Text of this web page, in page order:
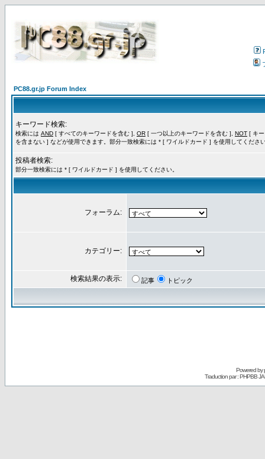
PC88.gr.jp Forum Index
キーワード検索:
検索には AND [ すべてのキーワードを含む ], OR [ 一つ以上のキーワードを含む ], NOT [ キ
を含まない ] などが使用できます。部分一致検索には * [ ワイルドカード ] を使用してくださ
投稿者検索:
部分一致検索には * [ ワイルドカード ] を使用してください。
フォーラム:
カテゴリー:
検索結果の表示: 記事 トピック
Powered by
Traduction par : PHPBB